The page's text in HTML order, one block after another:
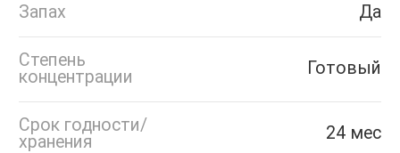
Запах Да
Степень
концентрации
Готовый
Срок годности/
хранения
24 мес